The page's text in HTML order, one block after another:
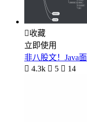
收藏
立即使用
非八股文！Java
 4.3k  5  14